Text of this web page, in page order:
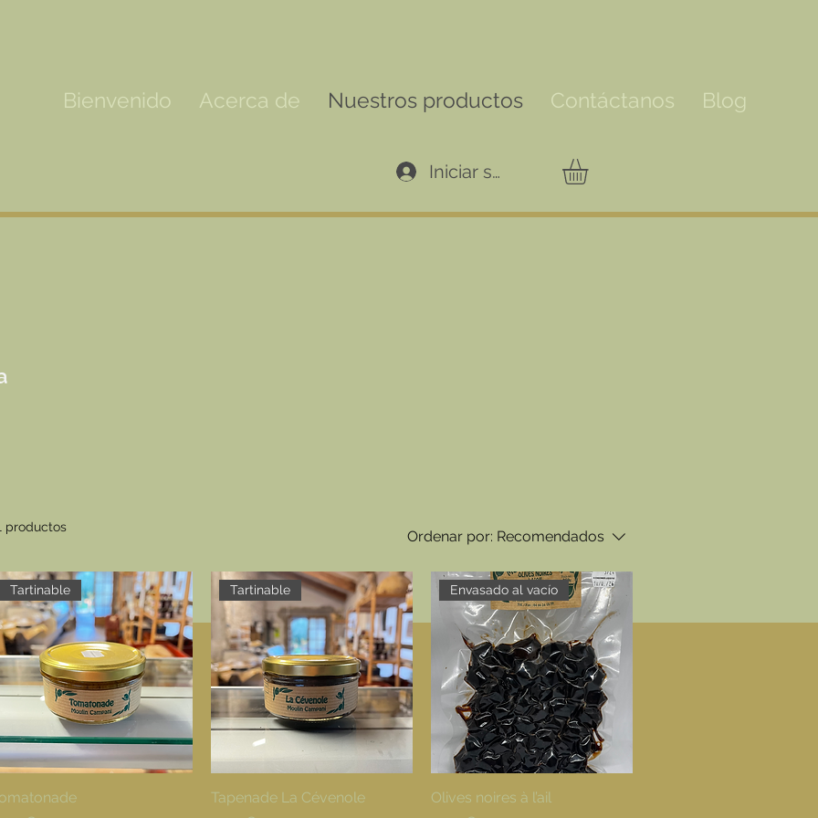
Bienvenido Acerca de Nuestros productos Contáctanos Blog
Iniciar sesión
productos
Ordenar por: Recomendados
Vista rápida
Tartinable
Vista rápida
Tartinable
Tapenade La Cévenole
Vista rápida
Envasado al vacío
Olives noires à l’ail